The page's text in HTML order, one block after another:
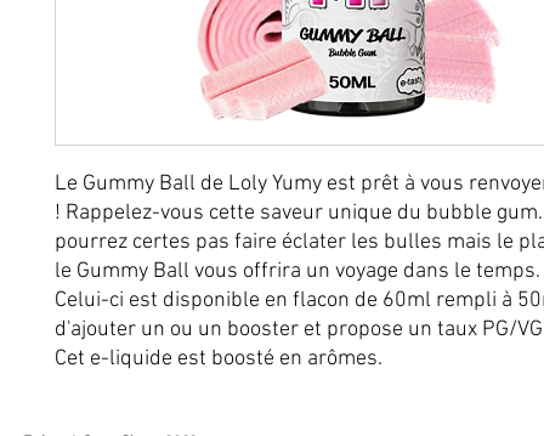
Le Gummy Ball de Loly Yumy est prêt à vous
! Rappelez-vous cette saveur unique du bubble
pourrez certes pas faire éclater les bulles mais le
le Gummy Ball vous offrira un voyage dans le temps.
Celui-ci est disponible en flacon de 60ml rempli à
d'ajouter un ou un booster et propose un taux PG/
Cet e-liquide est boosté en arômes.